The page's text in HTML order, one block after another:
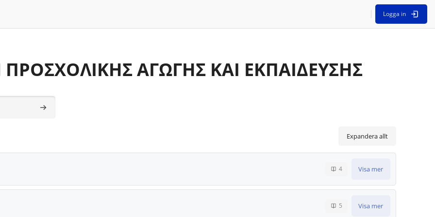
Logga in
ΑΓΩΓΗΣ ΚΑΙ ΕΚΠΑΙΔΕΥΣΗΣ
Sök kurser
Expandera allt
4 Visa mer
5 Visa mer